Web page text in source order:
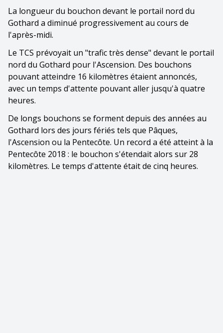
La longueur du bouchon devant le portail nord du
Gothard a diminué progressivement au cours de
l'après-midi.
Le TCS prévoyait un "trafic très dense" devant le portail
nord du Gothard pour l'Ascension. Des bouchons
pouvant atteindre 16 kilomètres étaient annoncés,
avec un temps d'attente pouvant aller jusqu'à quatre
heures.
De longs bouchons se forment depuis des années au
Gothard lors des jours fériés tels que Pâques,
l'Ascension ou la Pentecôte. Un record a été atteint à la
Pentecôte 2018 : le bouchon s'étendait alors sur 28
kilomètres. Le temps d'attente était de cinq heures.